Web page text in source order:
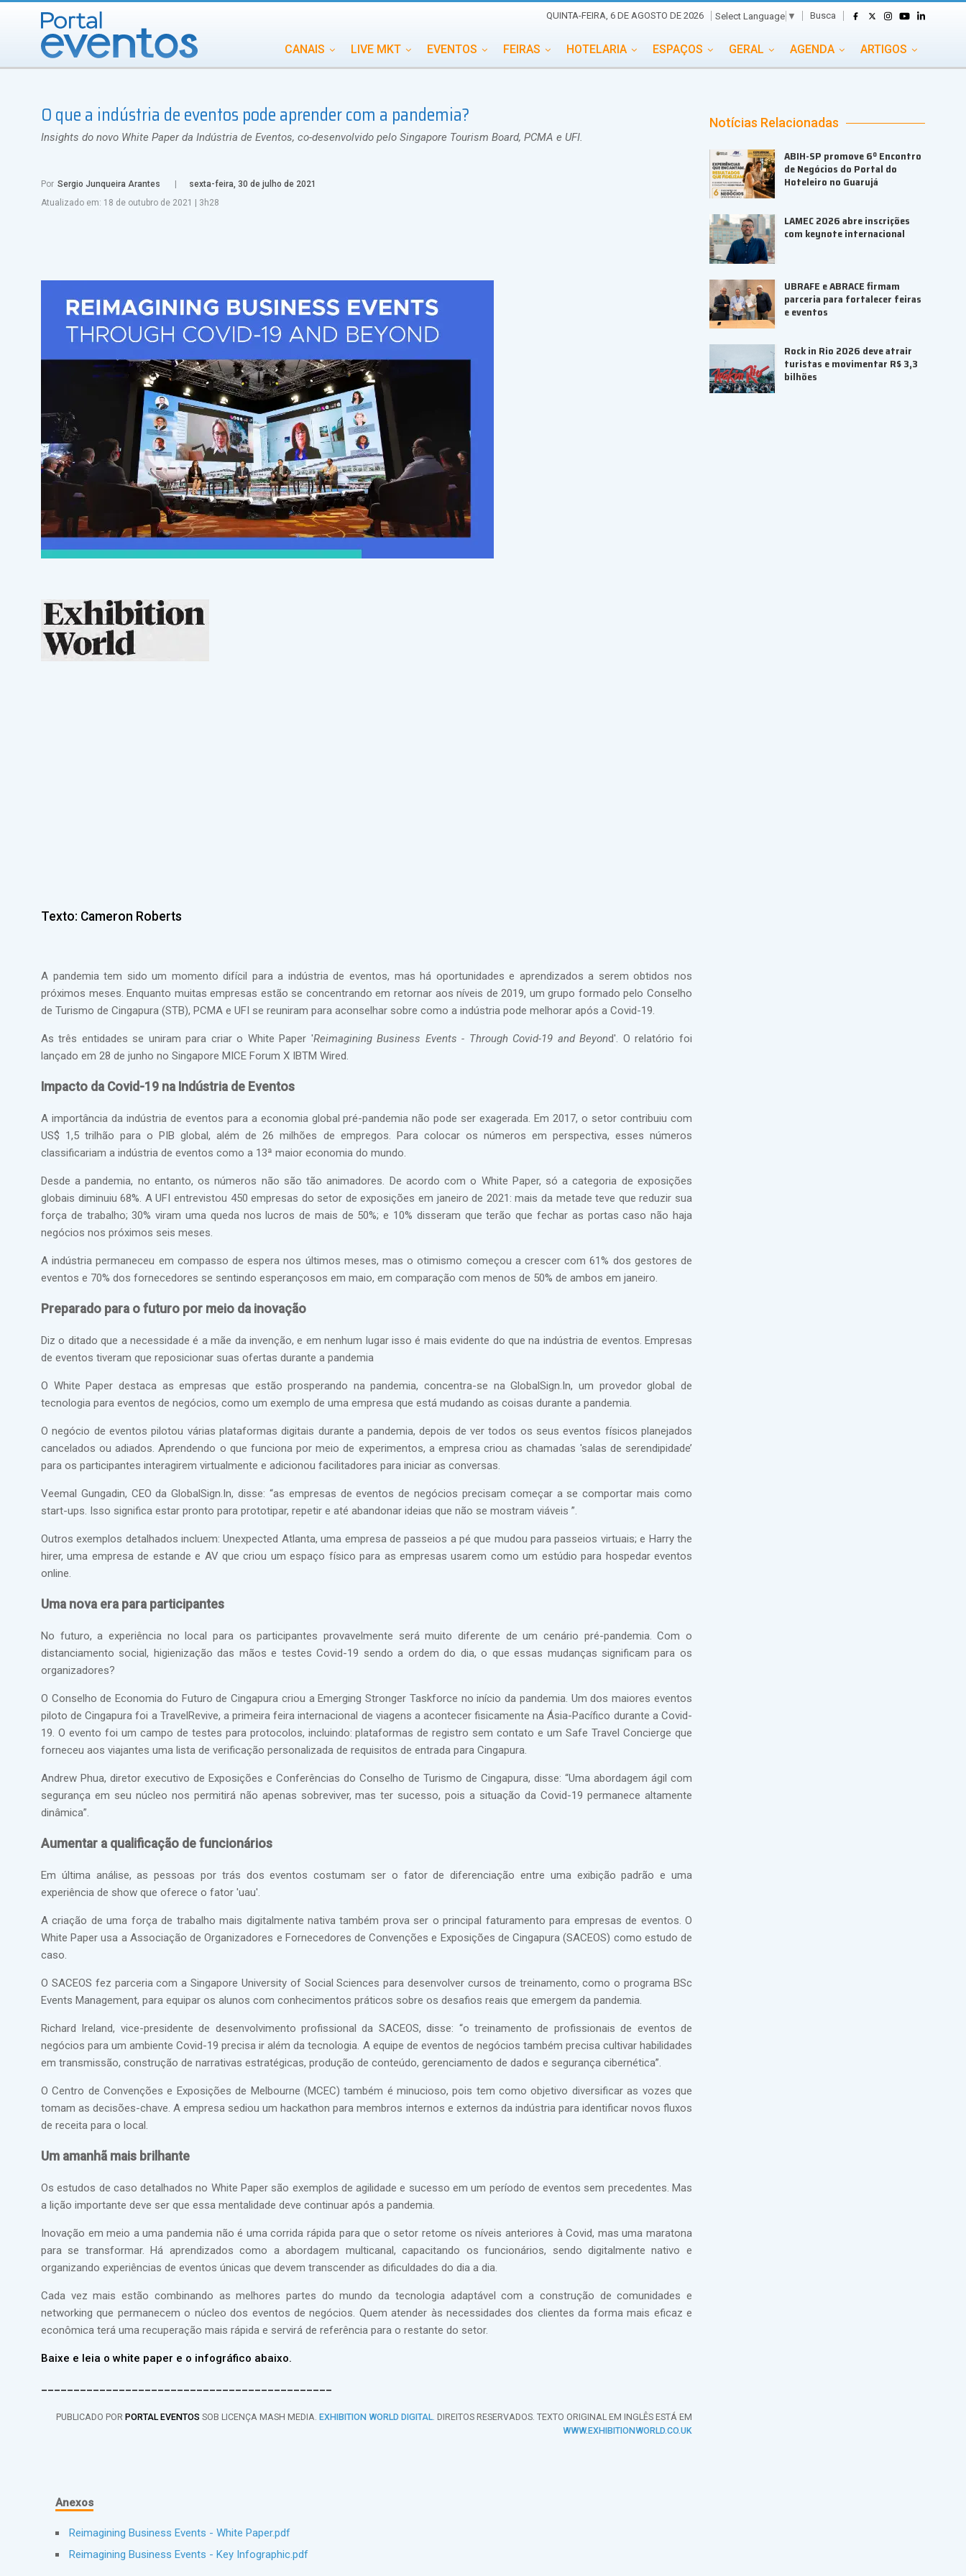
QUINTA-FEIRA, 6 DE AGOSTO DE 2026 Select Language ▼ Busca
CANAIS LIVE MKT EVENTOS FEIRAS HOTELARIA ESPAÇOS GERAL AGENDA ARTIGOS
INCENTIVOS INTERNACIONAL MEMORIAL DE EVENTOS PORTAL EVENTOS TV TRANSPORTES
TURISMO VAI E VEM
O que a indústria de eventos pode aprender com a pandemia?
Insights do novo White Paper da Indústria de Eventos, co-desenvolvido pelo Singapore Tourism Board, PCMA e UFI.
Por Sergio Junqueira Arantes
sexta-feira, 30 de julho de 2021
Atualizado em: 18 de outubro de 2021 3h28
Texto: Cameron Roberts
A pandemia tem sido um momento difícil para a indústria de eventos, mas há oportunidades e aprendizados a serem obtidos nos
próximos meses. Enquanto muitas empresas estão se concentrando em retornar aos níveis de 2019, um grupo formado pelo Conselho
de Turismo de Cingapura (STB), PCMA e UFI se reuniram para aconselhar sobre como a indústria pode melhorar após a Covid-19.
As três entidades se uniram para criar o White Paper 'Reimagining Business Events - Through Covid-19 and Beyond'. O relatório foi
lançado em 28 de junho no Singapore MICE Forum X IBTM Wired.
Impacto da Covid-19 na Indústria de Eventos
A importância da indústria de eventos para a economia global pré-pandemia não pode ser exagerada. Em 2017, o setor contribuiu com
US$ 1,5 trilhão para o PIB global, além de 26 milhões de empregos. Para colocar os números em perspectiva, esses números
classificariam a indústria de eventos como a 13ª maior economia do mundo.
Desde a pandemia, no entanto, os números não são tão animadores. De acordo com o White Paper, só a categoria de exposições
globais diminuiu 68%. A UFI entrevistou 450 empresas do setor de exposições em janeiro de 2021: mais da metade teve que reduzir sua
força de trabalho; 30% viram uma queda nos lucros de mais de 50%; e 10% disseram que terão que fechar as portas caso não haja
negócios nos próximos seis meses.
A indústria permaneceu em compasso de espera nos últimos meses, mas o otimismo começou a crescer com 61% dos gestores de
eventos e 70% dos fornecedores se sentindo esperançosos em maio, em comparação com menos de 50% de ambos em janeiro.
Preparado para o futuro por meio da inovação
Diz o ditado que a necessidade é a mãe da invenção, e em nenhum lugar isso é mais evidente do que na indústria de eventos. Empresas
de eventos tiveram que reposicionar suas ofertas durante a pandemia
O White Paper destaca as empresas que estão prosperando na pandemia, concentra-se na GlobalSign.In, um provedor global de
tecnologia para eventos de negócios, como um exemplo de uma empresa que está mudando as coisas durante a pandemia.
O negócio de eventos pilotou várias plataformas digitais durante a pandemia, depois de ver todos os seus eventos físicos planejados
cancelados ou adiados. Aprendendo o que funciona por meio de experimentos, a empresa criou as chamadas 'salas de serendipidade’
para os participantes interagirem virtualmente e adicionou facilitadores para iniciar as conversas.
Veemal Gungadin, CEO da GlobalSign.In, disse: “as empresas de eventos de negócios precisam começar a se comportar mais como
start-ups. Isso significa estar pronto para prototipar, repetir e até abandonar ideias que não se mostram viáveis ”.
Outros exemplos detalhados incluem: Unexpected Atlanta, uma empresa de passeios a pé que mudou para passeios virtuais; e Harry the
hirer, uma empresa de estande e AV que criou um espaço físico para as empresas usarem como um estúdio para hospedar eventos
online.
Uma nova era para participantes
No futuro, a experiência no local para os participantes provavelmente será muito diferente de um cenário pré-pandemia. Com o
distanciamento social, higienização das mãos e testes Covid-19 sendo a ordem do dia, o que essas mudanças significam para os
organizadores?
O Conselho de Economia do Futuro de Cingapura criou a Emerging Stronger Taskforce no início da pandemia. Um dos maiores eventos
piloto de Cingapura foi a TravelRevive, a primeira feira internacional de viagens a acontecer fisicamente na Ásia-Pacífico durante a Covid-
19. O evento foi um campo de testes para protocolos, incluindo: plataformas de registro sem contato e um Safe Travel Concierge que
forneceu aos viajantes uma lista de verificação personalizada de requisitos de entrada para Cingapura.
Andrew Phua, diretor executivo de Exposições e Conferências do Conselho de Turismo de Cingapura, disse: “Uma abordagem ágil com
segurança em seu núcleo nos permitirá não apenas sobreviver, mas ter sucesso, pois a situação da Covid-19 permanece altamente
dinâmica”.
Aumentar a qualificação de funcionários
Em última análise, as pessoas por trás dos eventos costumam ser o fator de diferenciação entre uma exibição padrão e uma
experiência de show que oferece o fator 'uau'.
A criação de uma força de trabalho mais digitalmente nativa também prova ser o principal faturamento para empresas de eventos. O
White Paper usa a Associação de Organizadores e Fornecedores de Convenções e Exposições de Cingapura (SACEOS) como estudo de
caso.
O SACEOS fez parceria com a Singapore University of Social Sciences para desenvolver cursos de treinamento, como o programa BSc
Events Management, para equipar os alunos com conhecimentos práticos sobre os desafios reais que emergem da pandemia.
Richard Ireland, vice-presidente de desenvolvimento profissional da SACEOS, disse: “o treinamento de profissionais de eventos de
negócios para um ambiente Covid-19 precisa ir além da tecnologia. A equipe de eventos de negócios também precisa cultivar habilidades
em transmissão, construção de narrativas estratégicas, produção de conteúdo, gerenciamento de dados e segurança cibernética”.
O Centro de Convenções e Exposições de Melbourne (MCEC) também é minucioso, pois tem como objetivo diversificar as vozes que
tomam as decisões-chave. A empresa sediou um hackathon para membros internos e externos da indústria para identificar novos fluxos
de receita para o local.
Um amanhã mais brilhante
Os estudos de caso detalhados no White Paper são exemplos de agilidade e sucesso em um período de eventos sem precedentes. Mas
a lição importante deve ser que essa mentalidade deve continuar após a pandemia.
Inovação em meio a uma pandemia não é uma corrida rápida para que o setor retome os níveis anteriores à Covid, mas uma maratona
para se transformar. Há aprendizados como a abordagem multicanal, capacitando os funcionários, sendo digitalmente nativo e
organizando experiências de eventos únicas que devem transcender as dificuldades do dia a dia.
Cada vez mais estão combinando as melhores partes do mundo da tecnologia adaptável com a construção de comunidades e
networking que permanecem o núcleo dos eventos de negócios. Quem atender às necessidades dos clientes da forma mais eficaz e
econômica terá uma recuperação mais rápida e servirá de referência para o restante do setor.
Baixe e leia o white paper e o infográfico abaixo.
_____________________________________________
PUBLICADO POR PORTAL EVENTOS SOB LICENÇA MASH MEDIA. EXHIBITION WORLD DIGITAL. DIREITOS RESERVADOS. TEXTO ORIGINAL EM INGLÊS ESTÁ EM
WWW.EXHIBITIONWORLD.CO.UK
Anexos
Reimagining Business Events - White Paper.pdf
Reimagining Business Events - Key Infographic.pdf
Notícias Relacionadas
ABIH-SP promove 6º Encontro
de Negócios do Portal do
Hoteleiro no Guarujá
LAMEC 2026 abre inscrições
com keynote internacional
UBRAFE e ABRACE firmam
parceria para fortalecer feiras
e eventos
Rock in Rio 2026 deve atrair
turistas e movimentar R$ 3,3
bilhões